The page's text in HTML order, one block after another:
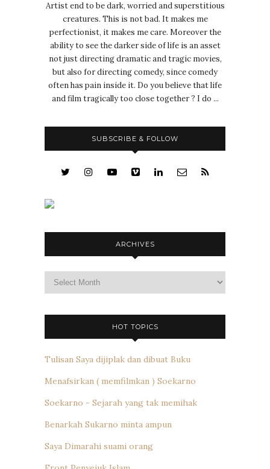
Artist end to be dark, worried and superstitious
creatures. This is not bad. It makes me
perfectionist, it makes me care. Moreover the
ability to see the darker side of life is an asset
not just directing dramatic and tragic movies,
but also for directing comedy, since comedy
often has pain inside it. Do you believe that life
and film tragically too close together ? I do ...
SUBSCRIBE & FOLLOW
ARCHIVES
HOT TOPICS
Tulisan Saya dijiplak dan dibuat Buku
Menafsirkan ( memfilmkan ) Soekarno
Soekarno - Sejarah yang tak memihak
Benarkah Sukarno minta ampun
Saya Dimarahi suami orang